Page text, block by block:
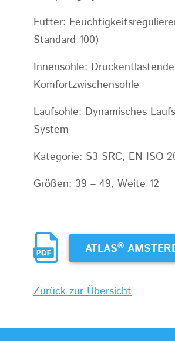
Futter:
Standard 100)
Innensohle:
Komfortzwischensohle
Laufsohle: Dynamisches
System
Kategorie: S3 SRC, EN ISO
Größen: 39 – 49, Weite 12
ATLAS®
Zurück zur Übersicht